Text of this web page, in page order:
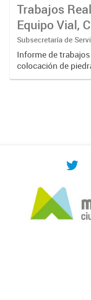
construcción,
registro, reparación...
Trabajos
Equipo Vial,
Bacheo,
Eléctrico -
2021
Subsecretaría de
Informe de
colocación de
(zanjeo - cruce de